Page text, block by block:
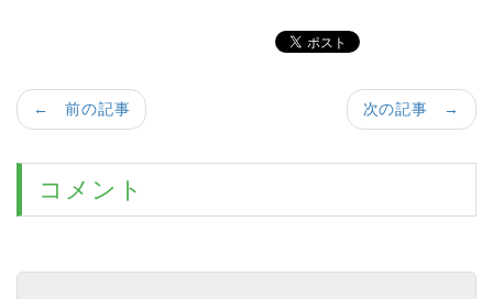
次の記事 →
← 前の記事
コメント